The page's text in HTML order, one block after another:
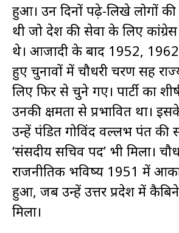
हुआ। उन दिनों पढ़े-लिखे लोगों
थी जो देश की सेवा के लिए
थे। आजादी के बाद 1952,
हुए चुनावों में चौधरी चरण सिंह
लिए फिर से चुने गए। पार्टी का
उनकी क्षमता से प्रभावित था।
उन्हें पंडित गोविंद वल्लभ पंत की
‘संसदीय सचिव पद’ भी मिला।
राजनीतिक भविष्य 1951 में
हुआ, जब उन्हें उत्तर प्रदेश में
मिला।